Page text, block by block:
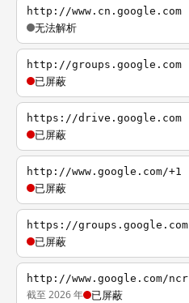
http://www.cn.google.com
无法解析
http://groups.google.com
已屏蔽
https://drive.google.com
已屏蔽
http://www.google.com/+1
已屏蔽
https://groups.google.com
已屏蔽
http://www.google.com/ncr
截至 2026 年 已屏蔽